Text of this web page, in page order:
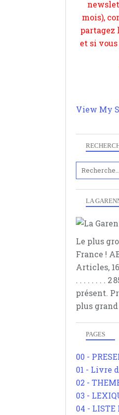
LA
Le plus
France !
Articles,
. . . . . . . . 2
présent.
plus grand
PAGES
00 -
01 - Livre
02 -
03 -
04 - LISTE
View My